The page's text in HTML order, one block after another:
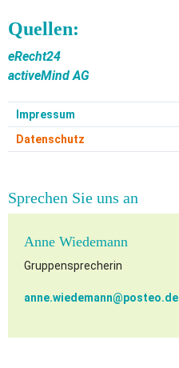
Quellen:
eRecht24
activeMind AG
Impressum
Datenschutz
Sprechen Sie uns an
Anne Wiedemann
Gruppensprecherin
anne.wiedemann@posteo.de